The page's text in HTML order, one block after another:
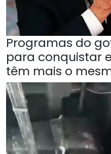
Programas do
para conquistar
têm mais o